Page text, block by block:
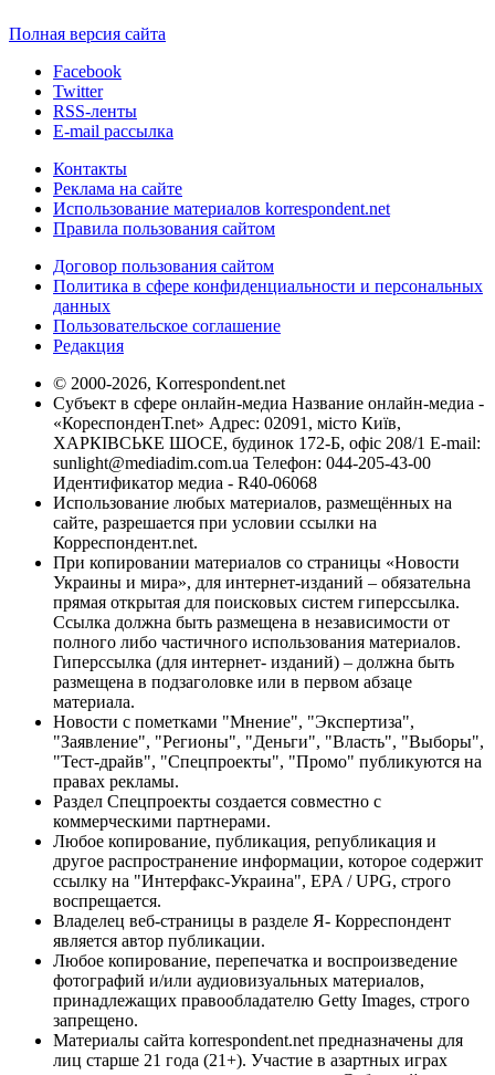
Полная версия сайта
Facebook
Twitter
RSS-ленты
E-mail рассылка
Контакты
Реклама на сайте
Использование материалов korrespondent.net
Правила пользования сайтом
Договор пользования сайтом
Политика в сфере конфиденциальности и персональных
данных
Пользовательское соглашение
Редакция
© 2000-2026, Korrespondent.net
Субъект в сфере онлайн-медиа Название онлайн-медиа -
«КореспонденТ.net» Адрес: 02091, місто Київ,
ХАРКІВСЬКЕ ШОСЕ, будинок 172-Б, офіс 208/1 E-mail:
sunlight@mediadim.com.ua Телефон: 044-205-43-00
Идентификатор медиа - R40-06068
Использование любых материалов, размещённых на
сайте, разрешается при условии ссылки на
Корреспондент.net.
При копировании материалов со страницы «Новости
Украины и мира», для интернет-изданий – обязательна
прямая открытая для поисковых систем гиперссылка.
Ссылка должна быть размещена в независимости от
полного либо частичного использования материалов.
Гиперссылка (для интернет- изданий) – должна быть
размещена в подзаголовке или в первом абзаце
материала.
Новости с пометками "Мнение", "Экспертиза",
"Заявление", "Регионы", "Деньги", "Власть", "Выборы",
"Тест-драйв", "Спецпроекты", "Промо" публикуются на
правах рекламы.
Раздел Спецпроекты создается совместно с
коммерческими партнерами.
Любое копирование, публикация, републикация и
другое распространение информации, которое содержит
ссылку на "Интерфакс-Украина", EPA / UPG, строго
воспрещается.
Владелец веб-страницы в разделе Я- Корреспондент
является автор публикации.
Любое копирование, перепечатка и воспроизведение
фотографий и/или аудиовизуальных материалов,
принадлежащих правообладателю Getty Images, строго
запрещено.
Материалы сайта korrespondent.net предназначены для
лиц старше 21 года (21+). Участие в азартных играх